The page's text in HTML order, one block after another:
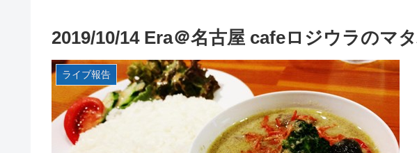
2019/10/14 Era＠名古屋 cafeロジウラのマ
ライブ報告